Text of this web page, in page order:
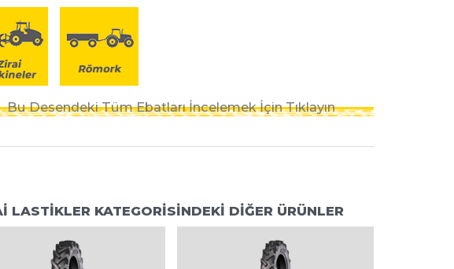
Bu Desendeki Tüm Ebatları İncelemek İçin Tıklayın
LASTİKLER KATEGORİSİNDEKİ DİĞER ÜRÜNLER